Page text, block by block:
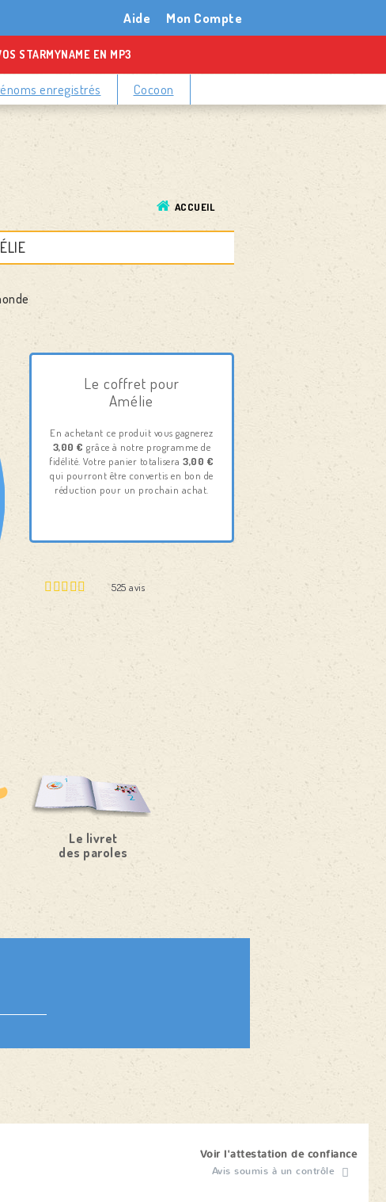
Mon Compte
Aide
STARMYNAME EN MP3
enregistrés Cocoon
ACCUEIL
Le coffret pour
Amélie
En achetant ce produit vous gagnerez
3,00 € grâce à notre programme de
fidélité. Votre panier totalisera3,00 €
qui pourront être convertis en bon de
réduction pour un prochain achat.
525avis
Le livret
des paroles
Voir l'attestation de confiance
Avis soumis à un contrôle